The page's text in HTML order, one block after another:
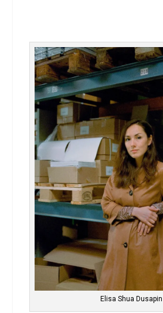
Elisa Shua Dusapin